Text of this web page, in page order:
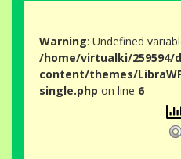
Warning: Undefined
/home/virtualki/259594/
content/themes/
single.php on line 6